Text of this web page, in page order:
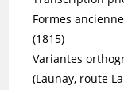
Formes
(1815)
Variantes
(Launay, route